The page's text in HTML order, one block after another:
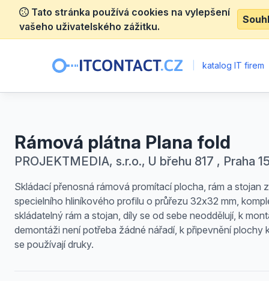
Tato stránka používá cookies na vylepšení
vašeho uživatelského zážitku.
katalog IT firem
Rámová plátna Plana fold
PROJEKTMEDIA, s.r.o., U břehu 817 , Praha
Skládací přenosná rámová promítací plocha, rám a stojan
specielního hliníkového profilu o průřezu 32x32 mm,
skládatelný rám a stojan, díly se od sebe neoddělují, k
demontáži není potřeba žádné nářadí, k připevnění plochy
se používají druky.